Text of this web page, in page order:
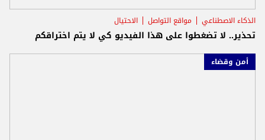
الذكاء الاصطناعي مواقع التواصل الاحتيال
تحذير.. لا تضغطوا على هذا الفيديو كي لا يتم اختراقكم
أمن وقضاء